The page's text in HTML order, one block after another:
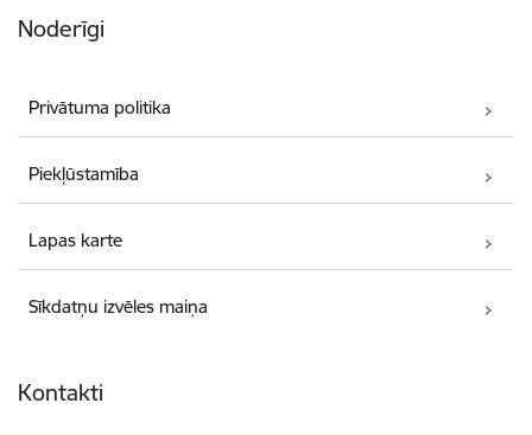
Noderīgi
Privātuma politika
Piekļūstamība
Lapas karte
Sīkdatņu izvēles maiņa
Kontakti